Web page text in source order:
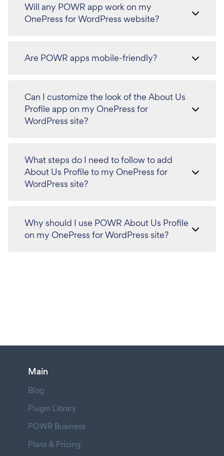
Will any POWR app work on my
OnePress for WordPress website?
Are POWR apps mobile-friendly?
Can I customize the look of the About Us
Profile app on my OnePress for
WordPress site?
What steps do I need to follow to add
About Us Profile to my OnePress for
WordPress site?
Why should I use POWR About Us Profile
on my OnePress for WordPress site?
Main
Blog
Plugin Library
POWR Business
Plans & Pricing